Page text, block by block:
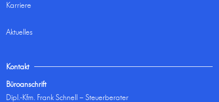
Karriere
Aktuelles
Kontakt
Büroanschrift
Dipl.-Kfm. Frank Schnell – Steuerberater